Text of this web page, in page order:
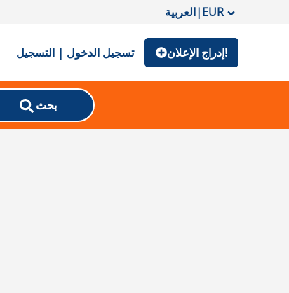
العربية|EUR
تسجيل الدخول | التسجيل إدراج الإعلان!
بحث